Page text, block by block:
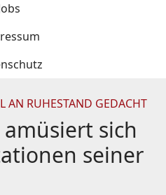
AN RUHESTAND GEDACHT
amüsiert sich
seiner